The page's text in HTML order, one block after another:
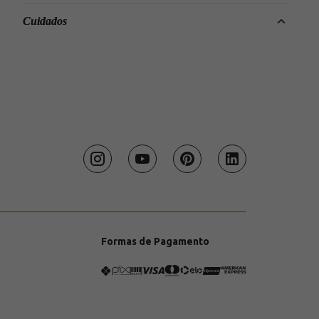
MDF revestido, fita de borda melamina, metal com pintura epóxi,
Cuidados
Formas de Pagamento